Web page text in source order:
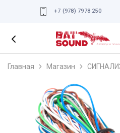
+7 (978) 7978 250
Главная Магазин